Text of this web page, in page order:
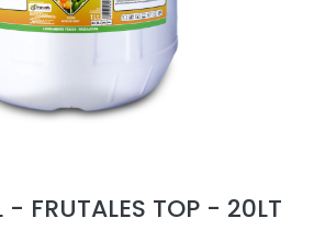
- FRUTALES TOP - 20LT